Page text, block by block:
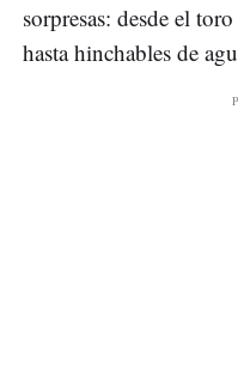
sorpresas: desde el
hasta hinchables de